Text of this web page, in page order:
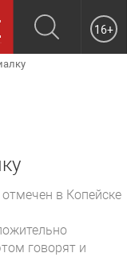
16+
в Копейске
говорят и